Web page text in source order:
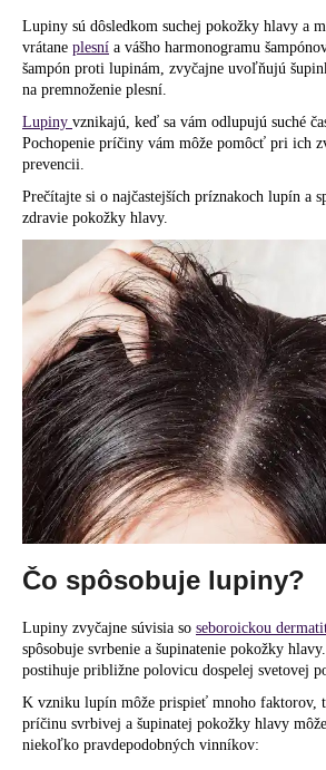
Lupiny sú dôsledkom suchej pokožky hlavy a
vrátane plesní a vášho harmonogramu
šampón proti lupinám, zvyčajne uvoľňujú
na premnoženie plesní.
Lupiny vznikajú, keď sa vám odlupujú suché
Pochopenie príčiny vám môže pomôcť pri ich
prevencii.
Prečítajte si o najčastejších príznakoch lupín a
zdravie pokožky hlavy.
Čo spôsobuje lupiny?
Lupiny zvyčajne súvisia so seboroickou
spôsobuje svrbenie a šupinatenie pokožky
postihuje približne polovicu dospelej svetovej
K vzniku lupín môže prispieť mnoho faktorov,
príčinu svrbivej a šupinatej pokožky hlavy
niekoľko pravdepodobných vinníkov:
t
e
n
á
j
s
ť
?
HĽADAŤ
O
d
p
o
r
ú
č
m
e